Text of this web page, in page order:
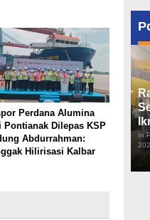
Perdana Alumina
Pontianak Dilepas KSP
Abdurrahman:
Hilirisasi Kalbar
In